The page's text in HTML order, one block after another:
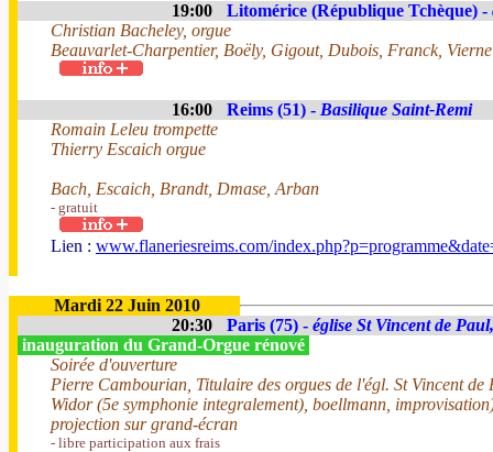
19:00 Litomérice (République Tchèque) -
Christian Bacheley, orgue
Beauvarlet-Charpentier, Boëly, Gigout, Dubois, Franck, Vierne
16:00 Reims (51) - Basilique Saint-Remi
Romain Leleu trompette
Thierry Escaich orgue
Bach, Escaich, Brandt, Dmase, Arban
- gratuit
Lien : www.flaneriesreims.com/
Mardi 22 Juin 2010
20:30
Paris (75) - église St Vincent de
inauguration du Grand-Orgue rénové
Soirée d'ouverture
Pierre Cambourian, Titulaire des orgues de l'égl. St Vincent de
Widor (5e symphonie integralement), boellmann,
projection sur grand-écran
- libre participation aux frais